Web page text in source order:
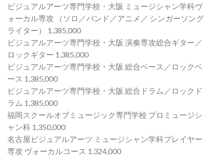
ビジュアルアーツ専門学校・大阪 ミュージシャン学科ヴ
ォーカル専攻 （ソロ／バンド／アニメ／ シンガーソング
ライター） 1,385,000
ビジュアルアーツ専門学校・大阪 演奏専攻総合ギター／
ロックギター 1,385,000
ビジュアルアーツ専門学校・大阪 総合ベース／ロックベ
ース 1,385,000
ビジュアルアーツ専門学校・大阪 総合ドラム／ロックド
ラム 1,385,000
福岡スクールオブミュージック専門学校 プロミュージシ
ャン科 1,350,000
名古屋ビジュアルアーツ ミュージシャン学科プレイヤー
専攻 ヴォーカルコース 1,324,000